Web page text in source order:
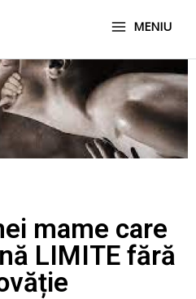
MENIU
mame care
LIMITE fără